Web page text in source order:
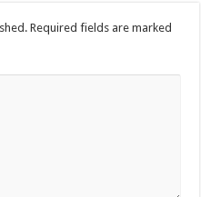
Required fields are marked